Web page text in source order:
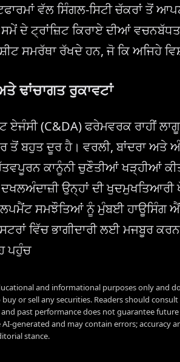
ਵੱਲ ਸਿੰਗਲ-ਸਿਟੀ ਚੱਕਰਾਂ ਤੋਂ
ਦੇ ਟ੍ਰਾਂਜ਼ਿਟ ਕਿਰਾਏ ਦੀਆਂ
ਸਮਰੱਥਾ ਰੱਖਦੇ ਹਨ, ਜੋ ਕਿ ਅਜਿਹੇ
ਢਾਂਚਾਗਤ ਰੁਕਾਵਟਾਂ
(C&DA) ਫਰੇਮਵਰਕ ਰਾਹੀਂ
ਤੋਂ ਬਹੁਤ ਦੂਰ ਹੈ। ਵਰਲੀ, ਬਾਂਦਰਾ ਅਤੇ
ਕਾਨੂੰਨੀ ਚੁਣੌਤੀਆਂ ਖੜ੍ਹੀਆਂ
ਉਨ੍ਹਾਂ ਦੀ
ਸਮਝੌਤਿਆਂ ਨੂੰ ਮੁੰਬਈ ਹਾਊਸਿੰਗ
ਵਿੱਚ ਭਾਗੀਦਾਰੀ ਲਈ ਮਜਬੂਰ
ਪਹੁੰਚ
and informational purposes only and
or sell any securities. Readers should
past performance does not guarantee
generated and may contain errors; accuracy
stance.